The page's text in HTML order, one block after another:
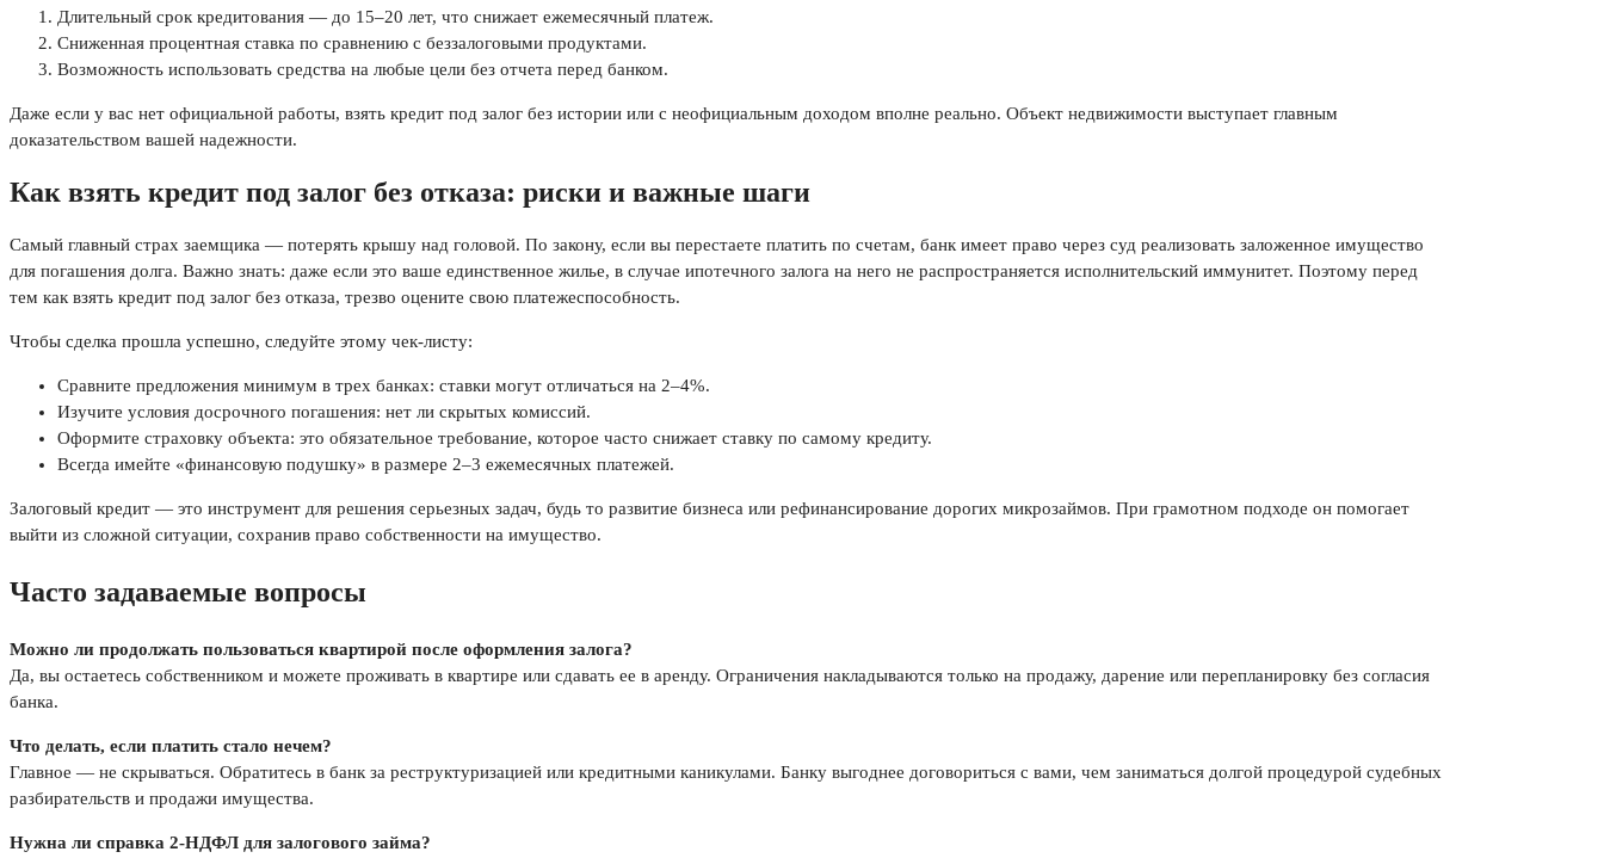
Длительный срок кредитования — до 15–20 лет, что снижает ежемесячный платеж.
Сниженная процентная ставка по сравнению с беззалоговыми продуктами.
Возможность использовать средства на любые цели без отчета перед банком.
Даже если у вас нет официальной работы, взять кредит под залог без истории или с неофициальным доходом вполне реально. Объект недвижимости выступает главным
доказательством вашей надежности.
Как взять кредит под залог без отказа: риски и важные шаги
Самый главный страх заемщика — потерять крышу над головой. По закону, если вы перестаете платить по счетам, банк имеет право через суд реализовать заложенное имущество
для погашения долга. Важно знать: даже если это ваше единственное жилье, в случае ипотечного залога на него не распространяется исполнительский иммунитет. Поэтому перед
тем как взять кредит под залог без отказа, трезво оцените свою платежеспособность.
Чтобы сделка прошла успешно, следуйте этому чек-листу:
Сравните предложения минимум в трех банках: ставки могут отличаться на 2–4%.
Изучите условия досрочного погашения: нет ли скрытых комиссий.
Оформите страховку объекта: это обязательное требование, которое часто снижает ставку по самому кредиту.
Всегда имейте «финансовую подушку» в размере 2–3 ежемесячных платежей.
Залоговый кредит — это инструмент для решения серьезных задач, будь то развитие бизнеса или рефинансирование дорогих микрозаймов. При грамотном подходе он помогает
выйти из сложной ситуации, сохранив право собственности на имущество.
Часто задаваемые вопросы
Можно ли продолжать пользоваться квартирой после оформления залога?
Да, вы остаетесь собственником и можете проживать в квартире или сдавать ее в аренду. Ограничения накладываются только на продажу, дарение или перепланировку без согласия
банка.
Что делать, если платить стало нечем?
Главное — не скрываться. Обратитесь в банк за реструктуризацией или кредитными каникулами. Банку выгоднее договориться с вами, чем заниматься долгой процедурой судебных
разбирательств и продажи имущества.
Нужна ли справка 2-НДФЛ для залогового займа?